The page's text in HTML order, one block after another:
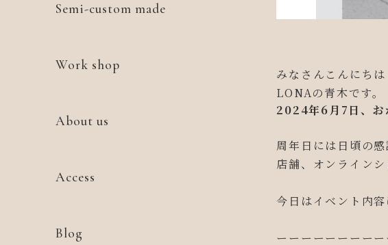
みなさんこんにちは
LONAの青木です。
2024年6月7日、お
周年日には日頃の
店舗、オンライン
今日はイベント内容
ーーーーーーーー
Semi-custom made
Work shop
About us
Access
Blog